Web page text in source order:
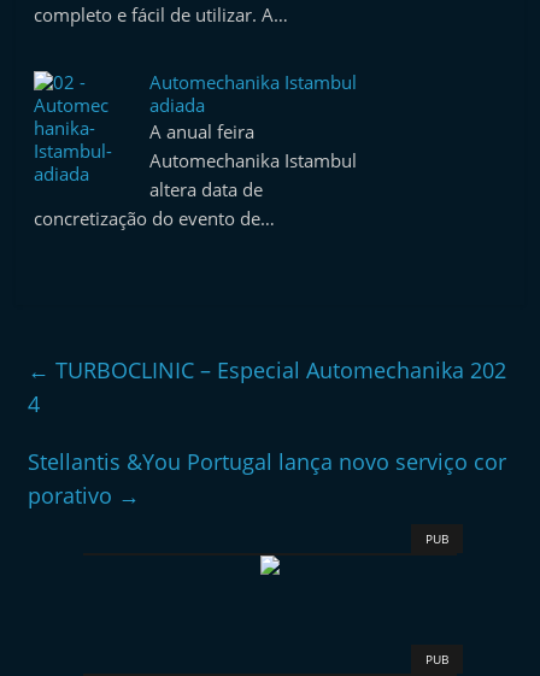
o
ó
v
e
e
g
completo e fácil de utilizar. A…
Automechanika Istambul
adiada
A anual feira
Automechanika Istambul
altera data de
concretização do evento de…
← TURBOCLINIC – Especial Automechanika 202
4
Stellantis &You Portugal lança novo serviço cor
porativo →
PUB
PUB